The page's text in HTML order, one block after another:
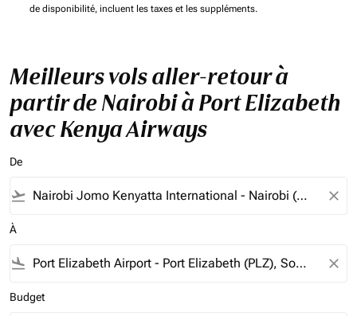
de disponibilité, incluent les taxes et les suppléments.
Meilleurs vols aller-retour à
partir de Nairobi à Port Elizabeth
avec Kenya Airways
De
flight_takeoff close
À
flight_land close
Budget